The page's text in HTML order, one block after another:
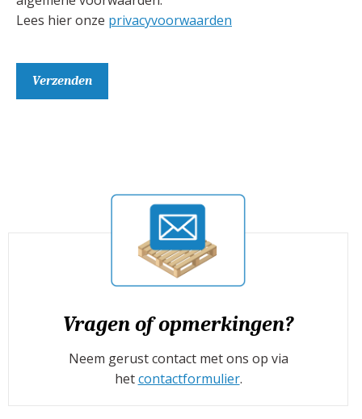
Lees hier onze privacyvoorwaarden
Vragen of opmerkingen?
Neem gerust contact met ons op via
hetcontactformulier.